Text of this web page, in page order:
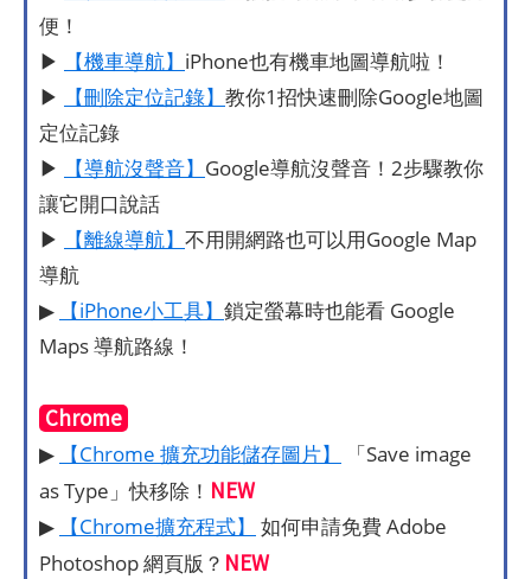
便！
▶
【機車導航】 iPhone也有機車地圖導航啦！
▶
【刪除定位記錄】 教你1招快速刪除Google地圖
定位記錄
▶
【導航沒聲音】 Google導航沒聲音！2步驟教你
讓它開口說話
▶
【離線導航】 不用開網路也可以用Google Map
導航
▶
【iPhone小工具】 鎖定螢幕時也能看 Google
Maps 導航路線！
Chrome
▶ 【Chrome 擴充功能儲存圖片】
「Save image
as Type」快移除！ NEW
▶ 【Chrome擴充程式】
如何申請免費 Adobe
Photoshop 網頁版？ NEW